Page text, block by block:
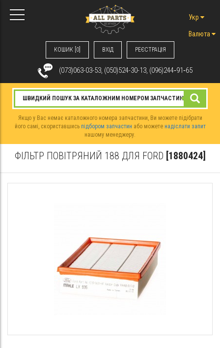
КОШИК [0] ВХIД РЕЄСТРАЦІЯ
Укр
Валюта
(073)063-03-53, (050)524-30-13, (096)244‑91‑65
Якщо у Вас немає каталожного номера запчастини, Ви можете підібрати
його самі, скориставшись підбором запчастин або можете надіслати запит
нашому менеджеру.
ФІЛЬТР ПОВІТРЯНИЙ 188 ДЛЯ FORD [1880424]